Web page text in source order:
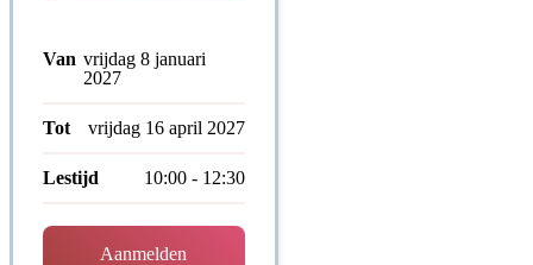
Van vrijdag 8 januari
2027
Tot vrijdag 16 april 2027
Lestijd 10:00 - 12:30
Aanmelden